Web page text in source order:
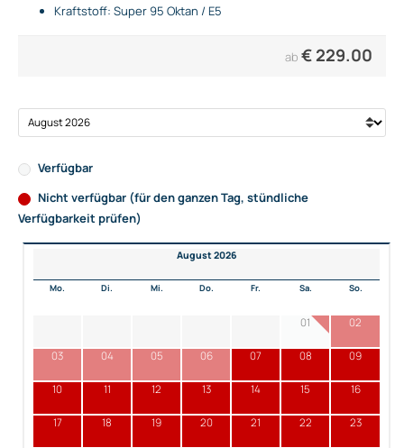
Kraftstoff: Super 95 Oktan / E5
ab € 229.00
Verfügbar
Nicht verfügbar (für den ganzen Tag, stündliche
Verfügbarkeit prüfen)
August 2026
Mo. Di. Mi. Do. Fr. Sa. So.
01 02
03 04 05 06 07 08 09
10 11 12 13 14 15 16
17 18 19 20 21 22 23